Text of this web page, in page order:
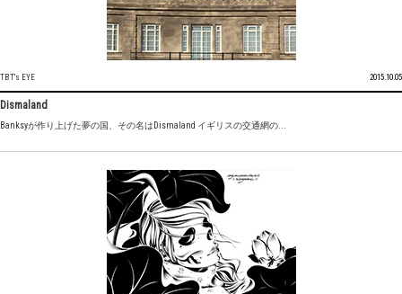
TBT's EYE 2015.10.05
Dismaland
Banksyが作り上げた夢の国、その名はDismaland イギリスの交通網の...